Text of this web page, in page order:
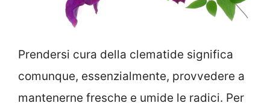
Prendersi cura della clematide significa
comunque, essenzialmente, provvedere a
mantenerne fresche e umide le radici. Per